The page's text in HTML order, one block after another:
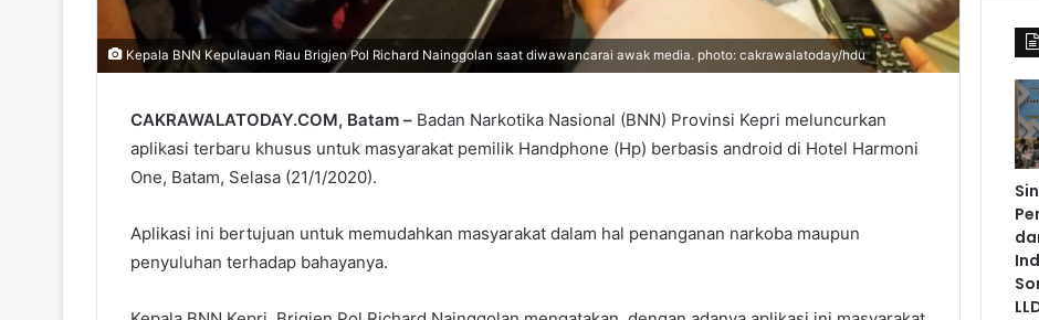
Kepala BNN Kepulauan Riau Brigjen Pol Richard Nainggolan saat diwawancarai awak media. photo: cakrawalatoday/hdu
CAKRAWALATODAY.COM, Batam – Badan Narkotika Nasional (BNN) Provinsi Kepri meluncurkan
aplikasi terbaru khusus untuk masyarakat pemilik Handphone (Hp) berbasis android di Hotel Harmoni
One, Batam, Selasa (21/1/2020).
Aplikasi ini bertujuan untuk memudahkan masyarakat dalam hal penanganan narkoba maupun
penyuluhan terhadap bahayanya.